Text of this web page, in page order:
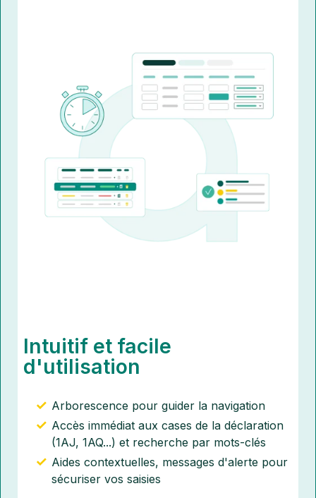
Intuitif et facile
d'utilisation
Arborescence pour guider la navigation
Accès immédiat aux cases de la déclaration
(1AJ, 1AQ...) et recherche par mots-clés
Aides contextuelles, messages d'alerte pour
sécuriser vos saisies